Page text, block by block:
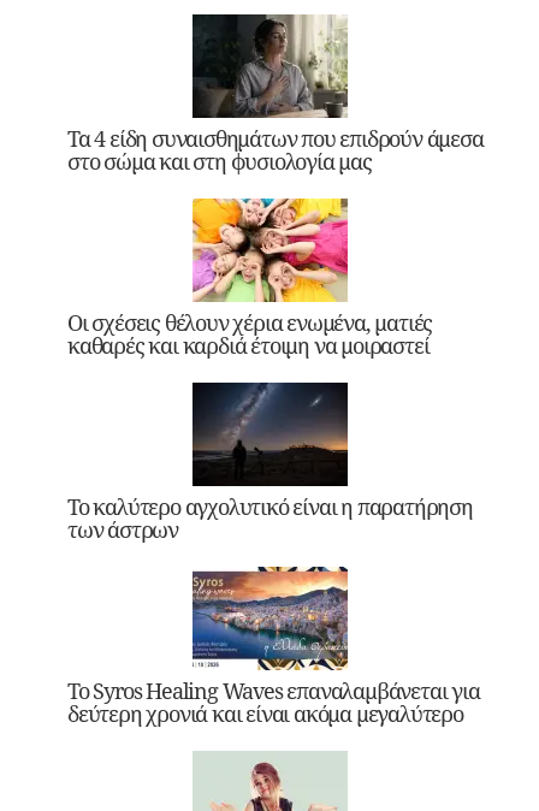
Τα 4 είδη συναισθημάτων που επιδρούν άμεσα
στο σώμα και στη φυσιολογία μας
Οι σχέσεις θέλουν χέρια ενωμένα, ματιές
καθαρές και καρδιά έτοιμη να μοιραστεί
Το καλύτερο αγχολυτικό είναι η παρατήρηση
των άστρων
Το Syros Healing Waves επαναλαμβάνεται για
δεύτερη χρονιά και είναι ακόμα μεγαλύτερο